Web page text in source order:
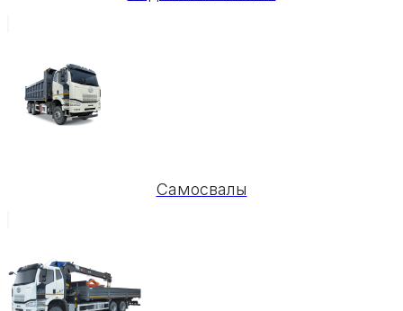
Самосвалы